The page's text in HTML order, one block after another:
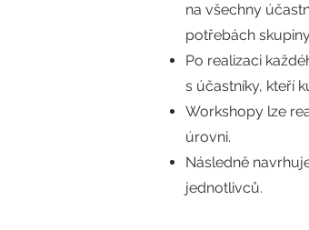
na všechny
potřebách
Po realizaci
s účastníky, kteří
Workshopy lze
úrovni.
Následně
jednotlivců.